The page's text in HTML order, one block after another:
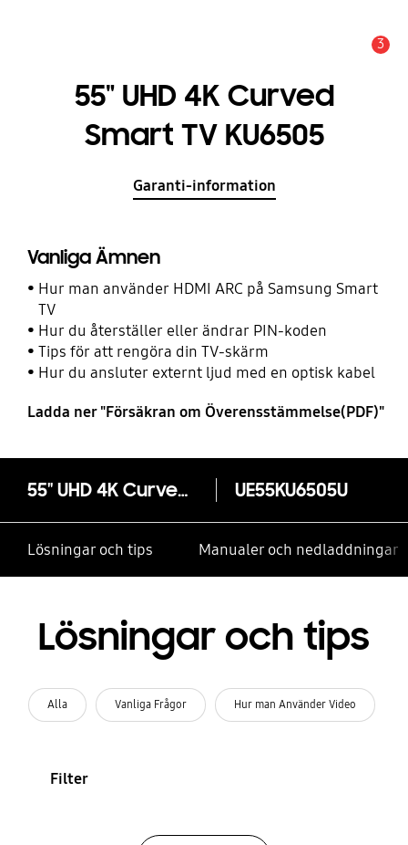
3
55" UHD 4K Curved
Smart TV KU6505
Garanti-information
Vanliga Ämnen
Hur man använder HDMI ARC på Samsung Smart
TV
Hur du återställer eller ändrar PIN-koden
Tips för att rengöra din TV-skärm
Hur du ansluter externt ljud med en optisk kabel
Ladda ner "Försäkran om Överensstämmelse(PDF)"
55" UHD 4K Curved Smart TV KU6505 UE55KU6505U
Lösningar och tips Manualer och nedladdningar
Lösningar och tips
Alla Vanliga Frågor Hur man Använder Video
Filter